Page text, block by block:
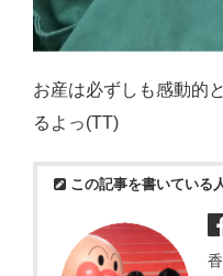
お産は必ずしも感動的
るよっ(TT)
この記事を書いている